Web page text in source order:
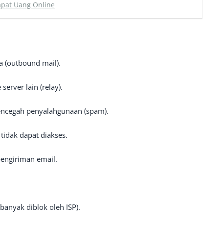
Uang Online
(outbound mail).
lain (relay).
penyalahgunaan (spam).
dapat diakses.
email.
diblok oleh ISP).